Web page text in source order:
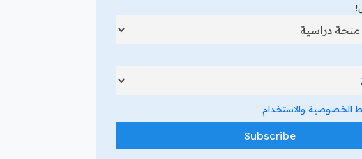
الخصوصية والاستخدام